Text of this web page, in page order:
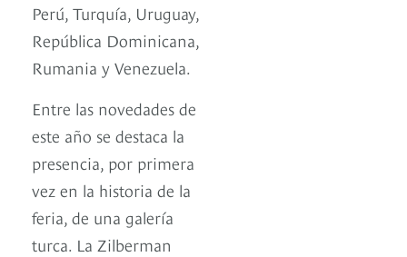
Perú, Turquía, Uruguay,
República Dominicana,
Rumania y Venezuela.
Entre las novedades de
este año se destaca la
presencia, por primera
vez en la historia de la
feria, de una galería
turca. La Zilberman